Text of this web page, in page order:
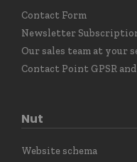
Contact Form
Newsletter
Our sales team at your
Contact Point GPSR
Nut
Website schema